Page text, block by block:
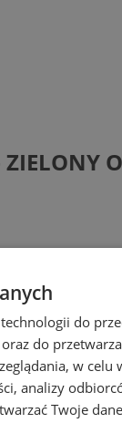
do
do
w celu
analizy
Twoje